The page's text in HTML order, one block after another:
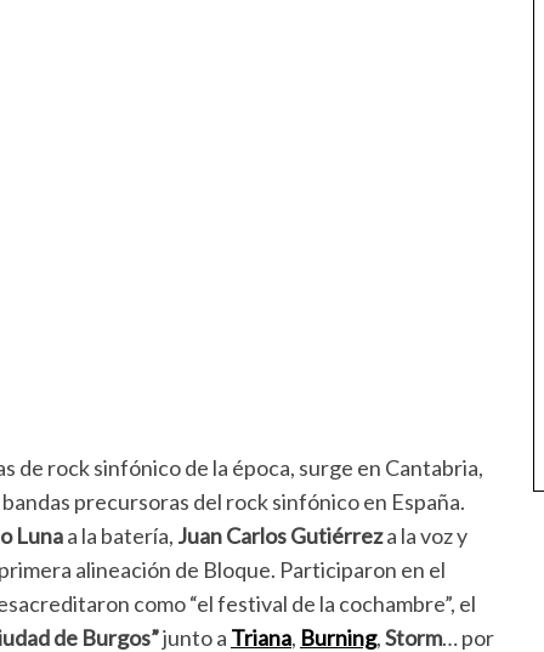
de rock sinfónico de la época, surge en Cantabria,
precursoras del rock sinfónico en España.
Lunaa la batería, Juan Carlos Gutiérreza la voz y
alineación de Bloque. Participaron en el
como “el festival de la cochambre”, el
de Burgos”junto a Triana, Burning,Storm… por